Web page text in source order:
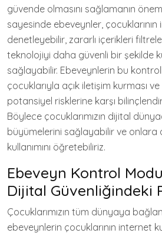
güvende olmasını sağlamanın
sayesinde ebeveynler,
denetleyebilir, zararlı içerikleri
teknolojiyi daha güvenli bir şekilde
sağlayabilir. Ebeveynlerin bu
çocuklarıyla açık iletişim kurması
potansiyel risklerine karşı
Böylece çocuklarımızın dijital
büyümelerini sağlayabilir ve onlara
kullanımını öğretebiliriz.
Ebeveyn Kontrol
Dijital Güvenliğindeki
Çocuklarımızın tüm dünyaya
ebeveynlerin çocuklarının internet